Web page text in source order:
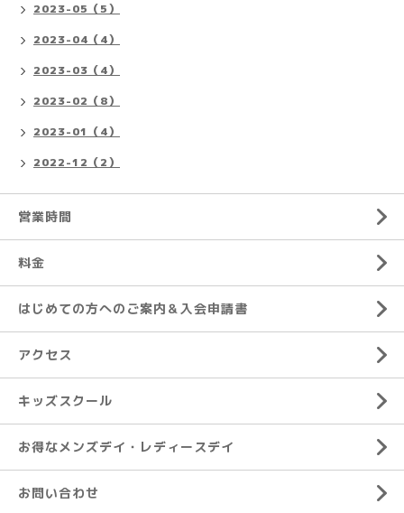
2023-05（5）
2023-04（4）
2023-03（4）
2023-02（8）
2023-01（4）
2022-12（2）
営業時間
料金
はじめての方へのご案内＆入会申請書
アクセス
キッズスクール
お得なメンズデイ・レディースデイ
お問い合わせ